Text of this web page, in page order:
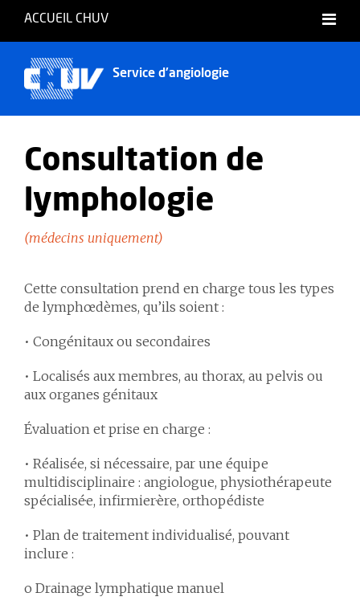
ACCUEIL CHUV
Service d'angiologie
Consultation de
lymphologie
(médecins uniquement)
Cette consultation prend en charge tous les types
de lymphœdèmes, qu’ils soient :
• Congénitaux ou secondaires
• Localisés aux membres, au thorax, au pelvis ou
aux organes génitaux
Évaluation et prise en charge :
• Réalisée, si nécessaire, par une équipe
multidisciplinaire : angiologue, physiothérapeute
spécialisé·e, infirmier·ère, orthopédiste
• Plan de traitement individualisé, pouvant
inclure :
o Drainage lymphatique manuel